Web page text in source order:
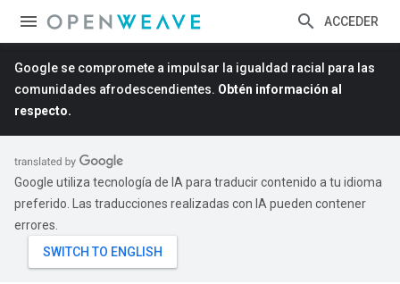
ACCEDER
Google se compromete a impulsar la igualdad racial para las
comunidades afrodescendientes. Obtén información al
respecto.
Google utiliza tecnología de IA para traducir contenido a tu idioma
preferido. Las traducciones realizadas con IA pueden contener
errores.